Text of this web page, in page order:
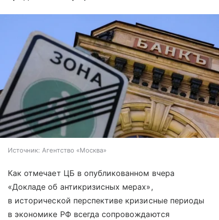
Источник: Агентство «Москва»
Как отмечает ЦБ в опубликованном вчера
«Докладе об антикризисных мерах»,
в исторической перспективе кризисные периоды
в экономике РФ всегда сопровождаются